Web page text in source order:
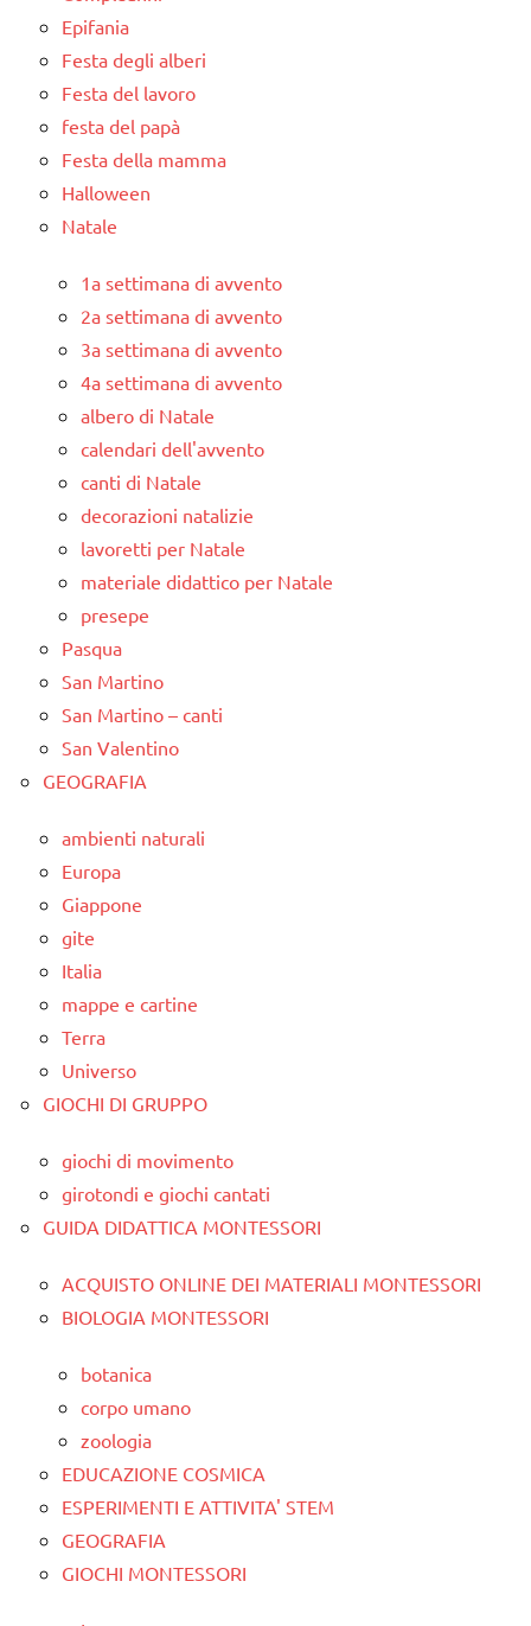
Epifania
Festa degli alberi
Festa del lavoro
festa del papà
Festa della mamma
Halloween
Natale
1a settimana di avvento
2a settimana di avvento
3a settimana di avvento
4a settimana di avvento
albero di Natale
calendari dell'avvento
canti di Natale
decorazioni natalizie
lavoretti per Natale
materiale didattico per Natale
presepe
Pasqua
San Martino
San Martino – canti
San Valentino
GEOGRAFIA
ambienti naturali
Europa
Giappone
gite
Italia
mappe e cartine
Terra
Universo
GIOCHI DI GRUPPO
giochi di movimento
girotondi e giochi cantati
GUIDA DIDATTICA MONTESSORI
ACQUISTO ONLINE DEI MATERIALI MONTESSORI
BIOLOGIA MONTESSORI
botanica
corpo umano
zoologia
EDUCAZIONE COSMICA
ESPERIMENTI E ATTIVITA' STEM
GEOGRAFIA
GIOCHI MONTESSORI